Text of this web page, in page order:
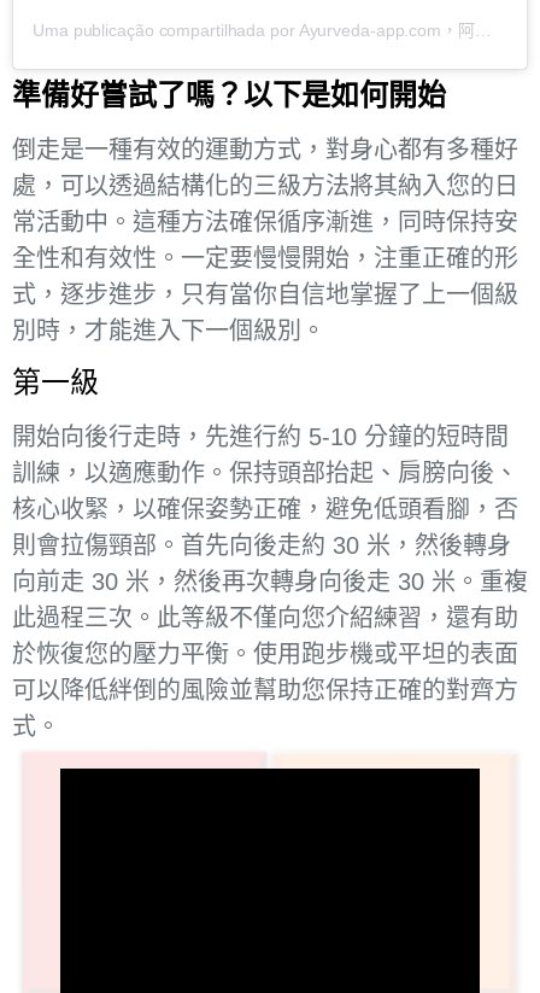
Uma publicação compartilhada por Ayurveda-app.com，阿育吠陀健康提示和食譜 (@ayurveda_app_com)
準備好嘗試了嗎？以下是如何開始
倒走是一種有效的運動方式，對身心都有多種好
處，可以透過結構化的三級方法將其納入您的日
常活動中。這種方法確保循序漸進，同時保持安
全性和有效性。一定要慢慢開始，注重正確的形
式，逐步進步，只有當你自信地掌握了上一個級
別時，才能進入下一個級別。
第一級
開始向後行走時，先進行約 5-10 分鐘的短時間
訓練，以適應動作。保持頭部抬起、肩膀向後、
核心收緊，以確保姿勢正確，避免低頭看腳，否
則會拉傷頸部。首先向後走約 30 米，然後轉身
向前走 30 米，然後再次轉身向後走 30 米。重複
此過程三次。此等級不僅向您介紹練習，還有助
於恢復您的壓力平衡。使用跑步機或平坦的表面
可以降低絆倒的風險並幫助您保持正確的對齊方
式。